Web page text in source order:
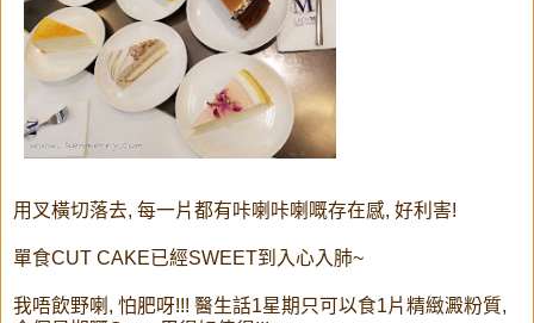
用叉橫切落去, 每一片都有咔喇咔喇嘅存在感, 好利害!
單食CUT CAKE已經SWEET到入心入肺~
我唔飲野喇, 怕肥呀!!! 醫生話1星期只可以食1片精緻澱粉質,